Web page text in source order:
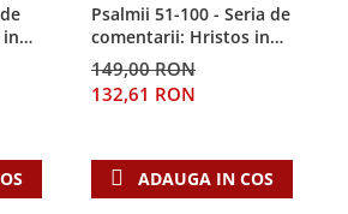
Psalmii 51-100 - Seria de
comentarii: Hristos in
centru
149,00 RON
132,61 RON
ADAUGA IN COS